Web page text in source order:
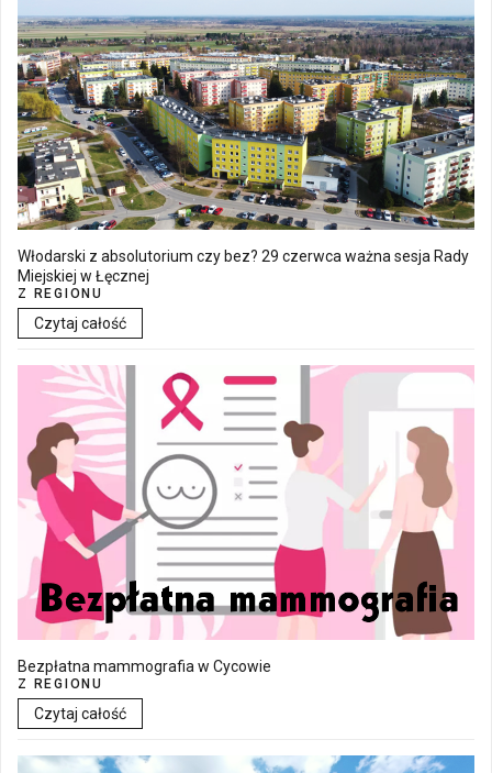
Włodarski z absolutorium czy bez? 29 czerwca ważna sesja Rady
Miejskiej w Łęcznej
Z REGIONU
Czytaj całość
Bezpłatna mammografia w Cycowie
Z REGIONU
Czytaj całość